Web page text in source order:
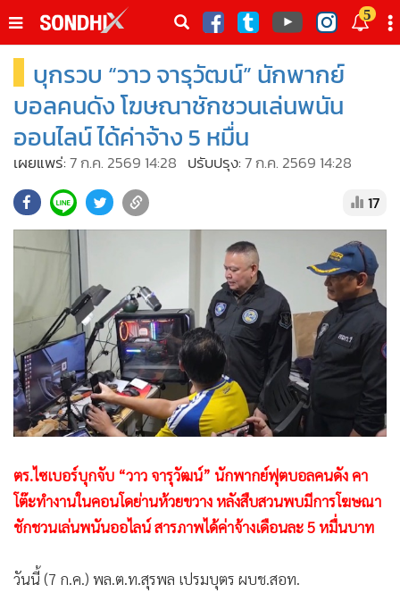
ดต
5
หน้าหลัก
SondhiX
Social
• World Talk
• ผู้เฒ่าเล่าเรื่อง
• ข่าวลึกปมลับ
Exclusive Health
ผู้จัดกวน
• น่าสนใจ
• ข่าวอัพเดต
• เศรษฐกิจ-ธุรกิจ
• สังคม-โซเชียล
บุกรวบ “วาว จารุวัฒน์” นักพากย์
บอลคนดัง โฆษณาชักชวนเล่นพนัน
ออนไลน์ ได้ค่าจ้าง 5 หมื่น
เผยแพร่:7 ก.ค. 2569 14:28 ปรับปรุง:7 ก.ค. 2569 14:28
17
ตร.ไซเบอร์บุกจับ “วาว จารุวัฒน์” นักพากย์ฟุตบอลคนดัง คา
โต๊ะทำงานในคอนโดย่านห้วยขวาง หลังสืบสวนพบมีการโฆษณา
ชักชวนเล่นพนันออไลน์ สารภาพได้ค่าจ้างเดือนละ 5 หมื่นบาท
วันนี้ (7 ก.ค.) พล.ต.ท.สุรพล เปรมบุตร ผบช.สอท.